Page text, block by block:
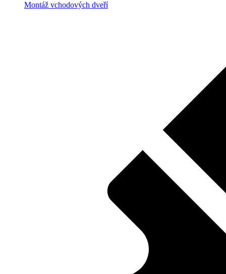
Montáž vchodových dveří